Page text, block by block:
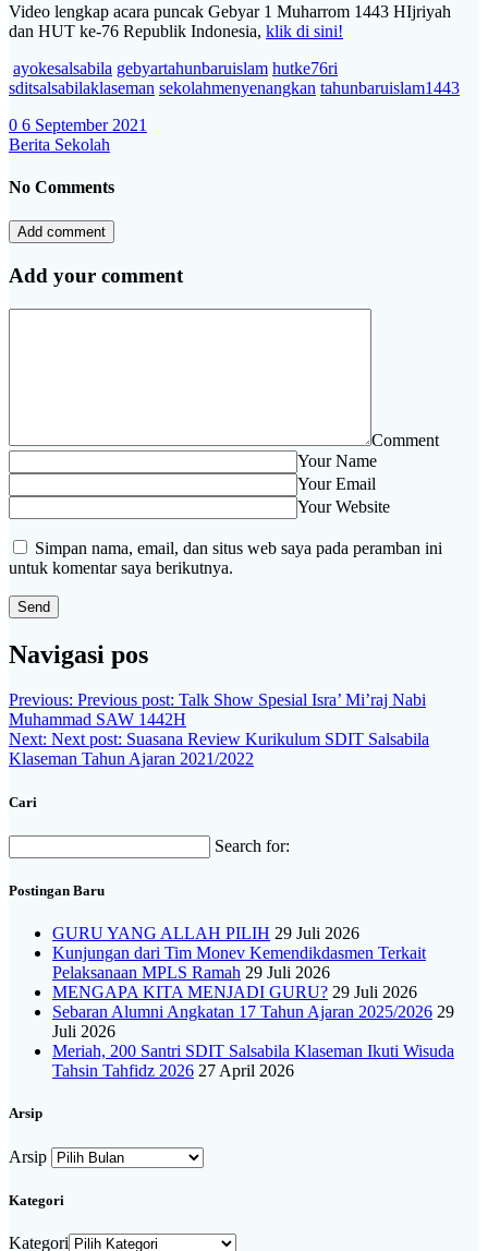
Video lengkap acara puncak Gebyar 1 Muharrom 1443 HIjriyah
dan HUT ke-76 Republik Indonesia, klik di sini!
ayokesalsabila gebyartahunbaruislam hutke76ri
sditsalsabilaklaseman sekolahmenyenangkan tahunbaruislam1443
0 6 September 2021
Berita Sekolah
No Comments
Add comment
Add your comment
Comment
Your Name
Your Email
Your Website
Simpan nama, email, dan situs web saya pada peramban ini
untuk komentar saya berikutnya.
Navigasi pos
Previous: Previous post: Talk Show Spesial Isra’ Mi’raj Nabi
Muhammad SAW 1442H
Next: Next post: Suasana Review Kurikulum SDIT Salsabila
Klaseman Tahun Ajaran 2021/2022
Cari
Search for:
Postingan Baru
GURU YANG ALLAH PILIH 29 Juli 2026
Kunjungan dari Tim Monev Kemendikdasmen Terkait
Pelaksanaan MPLS Ramah 29 Juli 2026
MENGAPA KITA MENJADI GURU? 29 Juli 2026
Sebaran Alumni Angkatan 17 Tahun Ajaran 2025/2026 29
Juli 2026
Meriah, 200 Santri SDIT Salsabila Klaseman Ikuti Wisuda
Tahsin Tahfidz 2026 27 April 2026
Arsip
Arsip
Kategori
Kategori